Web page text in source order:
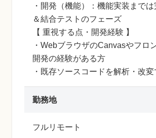
・開発（機能）：機能実装まで
＆結合テストのフェーズ
【 重視する点・開発経験 】
・WebブラウザのCanvasやフロ
開発の経験がある方
・既存ソースコードを解析・改
勤務地
フルリモート